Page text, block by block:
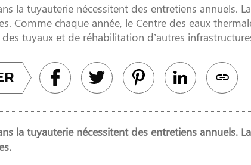
la tuyauterie nécessitent des entretiens annuels.
Comme chaque année, le Centre des eaux
tuyaux et de réhabilitation d’autres
la tuyauterie nécessitent des entretiens annuels.